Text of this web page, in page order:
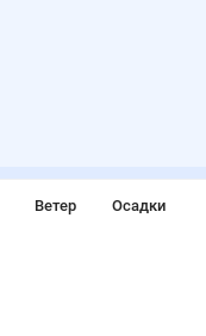
Ветер Осадки